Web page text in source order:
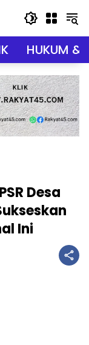
HUKUM &
Desa
Ini